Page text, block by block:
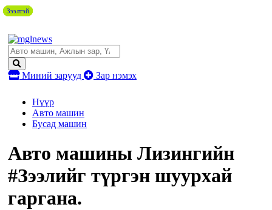
Миний зарууд Зар нэмэх
Нүүр
Авто машин
Бусад машин
Авто машины Лизингийн
#Зээлийг түргэн шуурхай
гаргана.
Зээлтэй
Зээлтэй
Зээлтэй
Зээлтэй
Зээлтэй